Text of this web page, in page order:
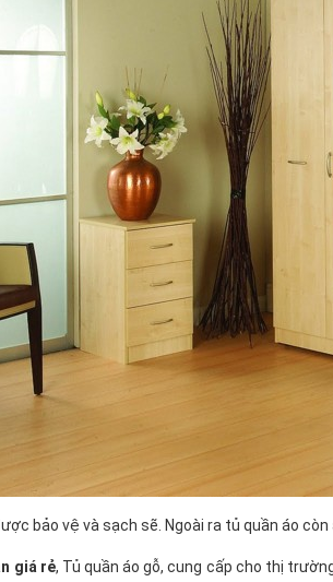
bảo vệ và sạch sẽ. Ngoài ra tủ quần áo
giá rẻ, Tủ quần áo gỗ, cung cấp cho thị